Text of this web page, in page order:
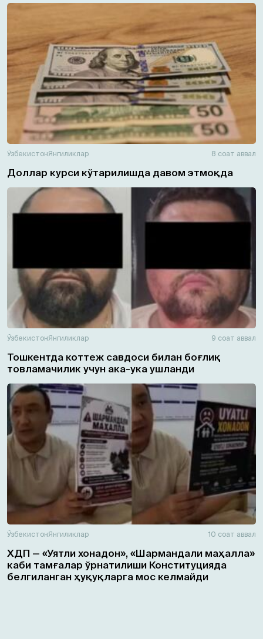
ЎзбекистонЯнгиликлар 8 соат аввал
Доллар курси кўтарилишда давом этмоқда
ЎзбекистонЯнгиликлар 9 соат аввал
Тошкентда коттеж савдоси билан боғлиқ
товламачилик учун ака-ука ушланди
ЎзбекистонЯнгиликлар 10 соат аввал
ХДП — «Уятли хонадон», «Шармандали маҳалла»
каби тамғалар ўрнатилиши Конституцияда
белгиланган ҳуқуқларга мос келмайди